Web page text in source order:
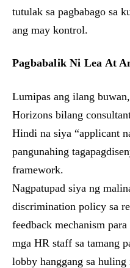
tutulak sa pagbabago sa
ang may kontrol.
Pagbabalik Ni Lea At
Lumipas ang ilang
Horizons bilang
Hindi na siya “applicant
pangunahing
framework.
Nagpatupad siya ng
discrimination policy sa
feedback mechanism
mga HR staff sa tamang
lobby hanggang sa